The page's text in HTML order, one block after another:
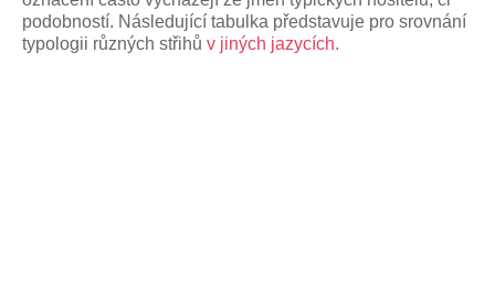
podobností. Následující tabulka představuje pro srovnání
typologii různých střihů v jiných jazycích.